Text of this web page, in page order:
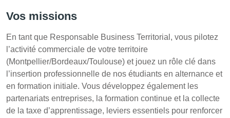
Vos missions
En tant que Responsable Business Territorial, vous pilotez
l’activité commerciale de votre territoire
(Montpellier/Bordeaux/Toulouse) et jouez un rôle clé dans
l’insertion professionnelle de nos étudiants en alternance et
en formation initiale. Vous développez également les
partenariats entreprises, la formation continue et la collecte
de la taxe d’apprentissage, leviers essentiels pour renforcer